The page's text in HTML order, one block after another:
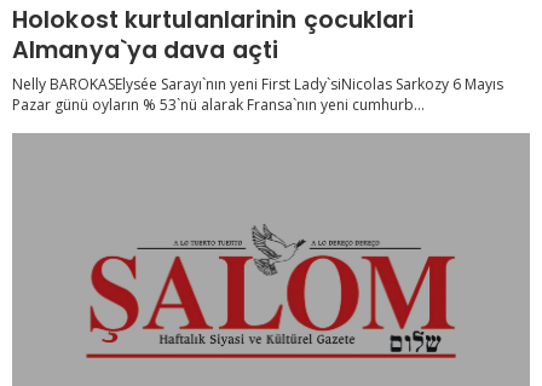
Holokost kurtulanlarinin çocuklari
Almanya`ya dava açti
Nelly BAROKASElysée Sarayı`nın yeni First Lady`siNicolas Sarkozy 6 Mayıs
Pazar günü oyların % 53`nü alarak Fransa`nın yeni cumhurb...